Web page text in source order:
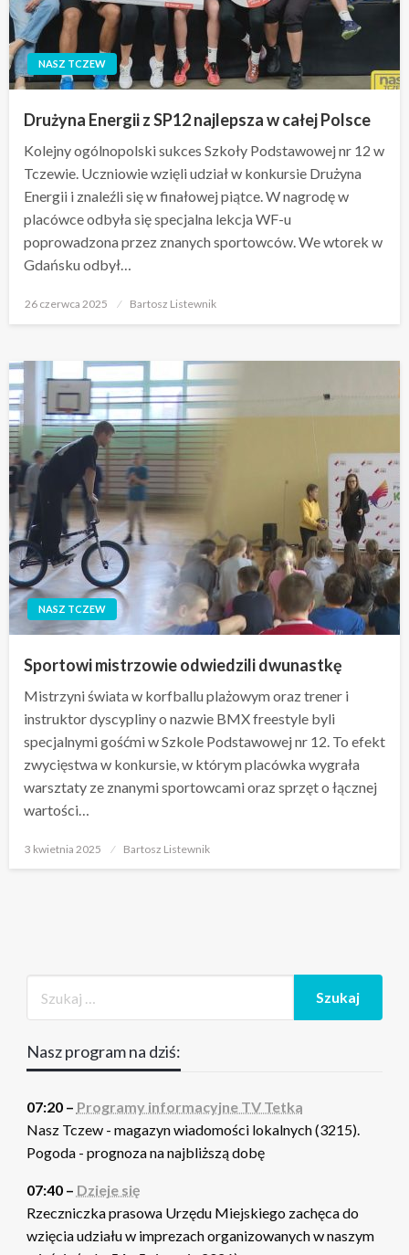
NASZ TCZEW
Drużyna Energii z SP12 najlepsza w całej Polsce
Kolejny ogólnopolski sukces Szkoły Podstawowej nr 12 w
Tczewie. Uczniowie wzięli udział w konkursie Drużyna
Energii i znaleźli się w finałowej piątce. W nagrodę w
placówce odbyła się specjalna lekcja WF-u
poprowadzona przez znanych sportowców. We wtorek w
Gdańsku odbył…
Opublikowane
26 czerwca 2025 Bartosz Listewnik
NASZ TCZEW
Sportowi mistrzowie odwiedzili dwunastkę
Mistrzyni świata w korfballu plażowym oraz trener i
instruktor dyscypliny o nazwie BMX freestyle byli
specjalnymi gośćmi w Szkole Podstawowej nr 12. To efekt
zwycięstwa w konkursie, w którym placówka wygrała
warsztaty ze znanymi sportowcami oraz sprzęt o łącznej
wartości…
Opublikowane
3 kwietnia 2025 Bartosz Listewnik
Nasz program na dziś:
07:20 – Programy informacyjne TV Tetka
Nasz Tczew - magazyn wiadomości lokalnych (3215).
Pogoda - prognoza na najbliższą dobę
07:40 – Dzieje się
Rzeczniczka prasowa Urzędu Miejskiego zachęca do
wzięcia udziału w imprezach organizowanych w naszym